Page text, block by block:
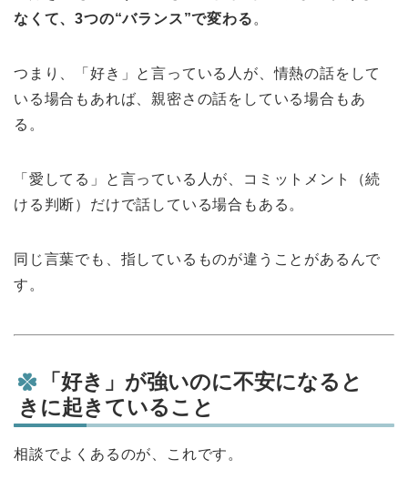
なくて、3つの“バランス”で変わる 。
つまり、「好き」と言っている人が、情熱の話をして
いる場合もあれば、親密さの話をしている場合もあ
る。
「愛してる」と言っている人が、コミットメント（続
ける判断）だけで話している場合もある。
同じ言葉でも、指しているものが違うことがあるんで
す。
「好き」が強いのに不安になると
きに起きていること
相談でよくあるのが、これです。